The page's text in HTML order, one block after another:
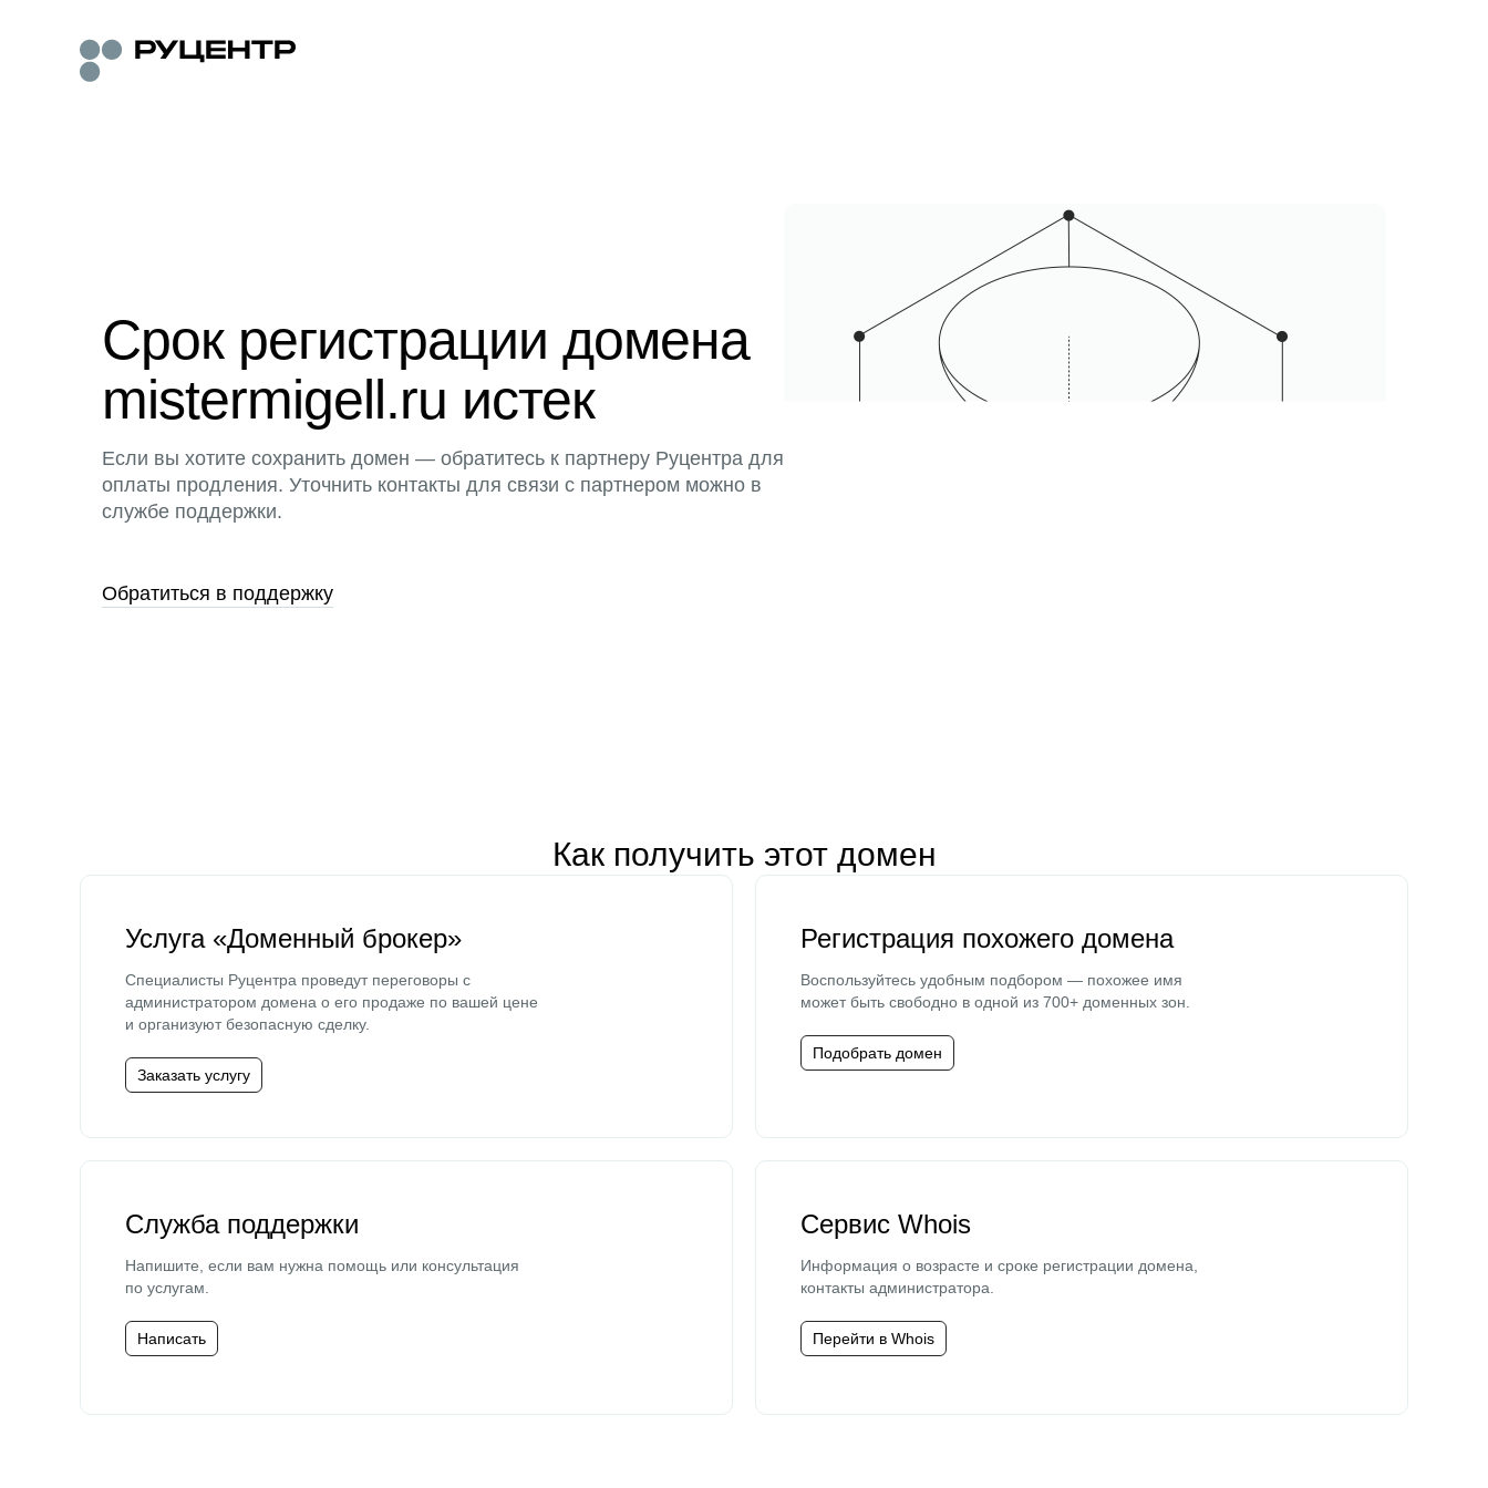
Срок регистрации домена
mistermigell.ru истек
Если вы хотите сохранить домен — обратитесь к партнеру Руцентра для
оплаты продления. Уточнить контакты для связи с партнером можно в
службе поддержки.
Обратиться в поддержку
Как получить этот домен
Услуга «Доменный брокер»
Специалисты Руцентра проведут переговоры с
администратором домена о его продаже по вашей цене
и организуют безопасную сделку.
Заказать услугу
Регистрация похожего домена
Воспользуйтесь удобным подбором — похожее имя
может быть свободно в одной из 700+ доменных зон.
Подобрать домен
Служба поддержки
Напишите, если вам нужна помощь или консультация
по услугам.
Написать
Сервис Whois
Информация о возрасте и сроке регистрации домена,
контакты администратора.
Перейти в Whois